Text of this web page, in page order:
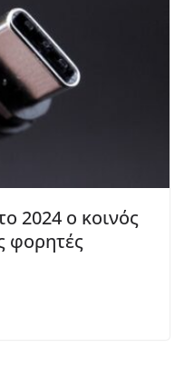
2024 ο κοινός
φορητές